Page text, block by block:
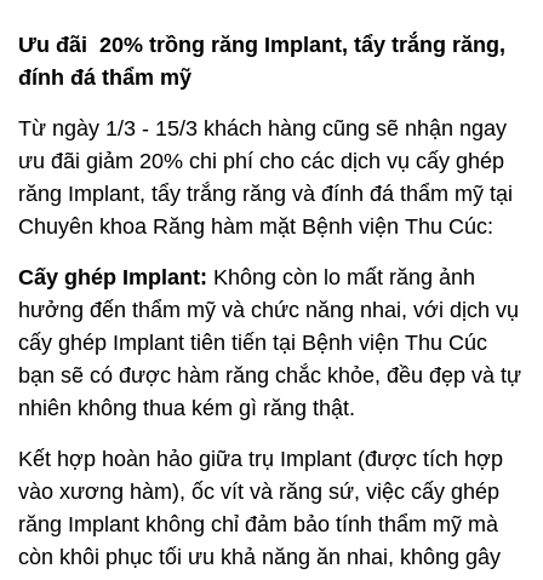
Ưu đãi 20% trồng răng Implant, tẩy trắng răng,
đính đá thẩm mỹ
Từ ngày 1/3 - 15/3 khách hàng cũng sẽ nhận ngay
ưu đãi giảm 20% chi phí cho các dịch vụ cấy ghép
răng Implant, tẩy trắng răng và đính đá thẩm mỹ tại
Chuyên khoa Răng hàm mặt Bệnh viện Thu Cúc:
Cấy ghép Implant: Không còn lo mất răng ảnh
hưởng đến thẩm mỹ và chức năng nhai, với dịch vụ
cấy ghép Implant tiên tiến tại Bệnh viện Thu Cúc
bạn sẽ có được hàm răng chắc khỏe, đều đẹp và tự
nhiên không thua kém gì răng thật.
Kết hợp hoàn hảo giữa trụ Implant (được tích hợp
vào xương hàm), ốc vít và răng sứ, việc cấy ghép
răng Implant không chỉ đảm bảo tính thẩm mỹ mà
còn khôi phục tối ưu khả năng ăn nhai, không gây